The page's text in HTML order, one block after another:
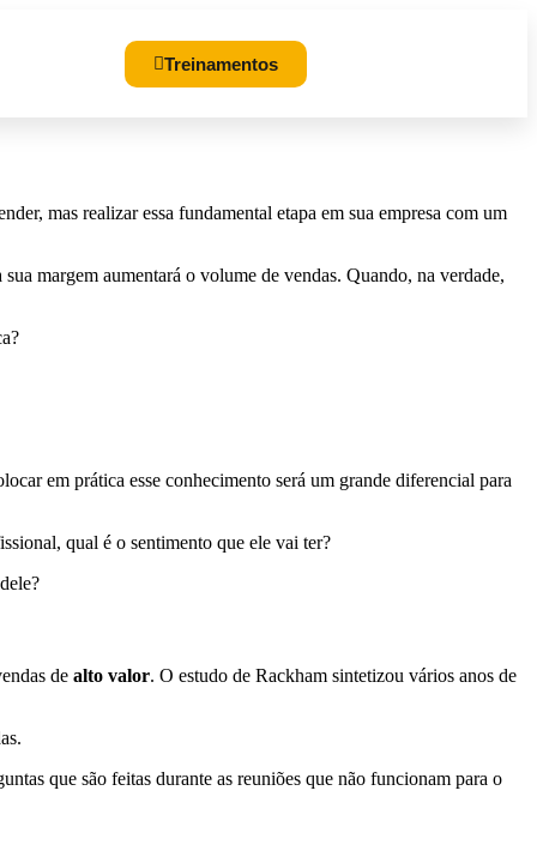
Treinamentos
mas realizar essa fundamental etapa em sua empresa com um
margem aumentará o volume de vendas. Quando, na verdade,
em prática esse conhecimento será um grande diferencial para
qual é o sentimento que ele vai ter?
de alto valor. O estudo de Rackham sintetizou vários anos de
que são feitas durante as reuniões que não funcionam para o